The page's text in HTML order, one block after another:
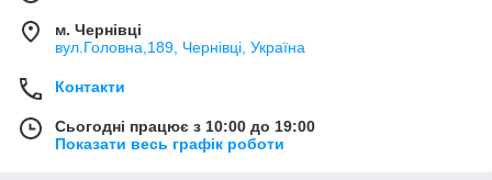
м. Чернівці
вул.Головна,189, Чернівці, Україна
Контакти
Сьогодні працює з 10:00 до 19:00
Показати весь графік роботи